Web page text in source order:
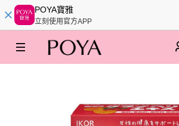
POYA寶雅
立刻使用官方APP